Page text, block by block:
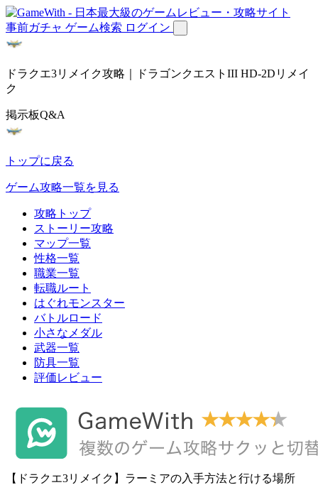
事前ガチャ ゲーム検索 ログイン
ドラクエ3リメイク攻略｜ドラゴンクエストIII HD-2Dリメイ
ク
掲示板Q&A
トップに戻る
ゲーム攻略一覧を見る
攻略トップ
ストーリー攻略
マップ一覧
性格一覧
職業一覧
転職ルート
はぐれモンスター
バトルロード
小さなメダル
武器一覧
防具一覧
評価レビュー
【ドラクエ3リメイク】ラーミアの入手方法と行ける場所